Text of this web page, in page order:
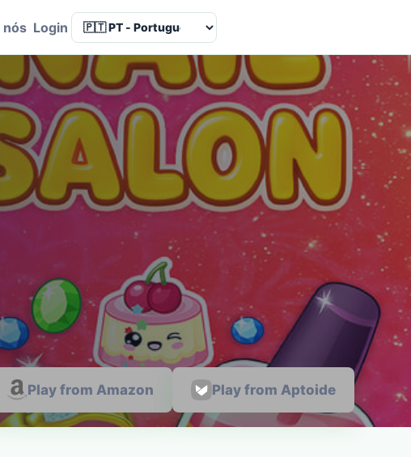
nós Login Language
Play from Amazon Play from Aptoide